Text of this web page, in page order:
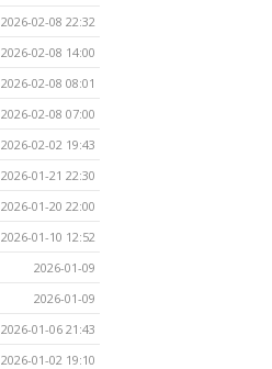
2026-02-08 22:32
2026-02-08 14:00
2026-02-08 08:01
2026-02-08 07:00
2026-02-02 19:43
2026-01-21 22:30
2026-01-20 22:00
2026-01-10 12:52
2026-01-09
2026-01-09
2026-01-06 21:43
2026-01-02 19:10